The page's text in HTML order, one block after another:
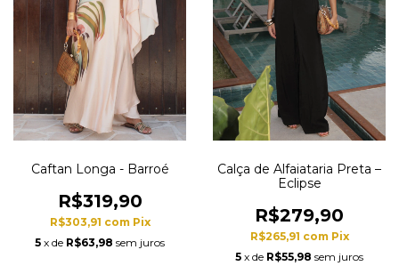
Caftan Longa - Barroé
R$319,90
R$303,91 com Pix
5 x de R$63,98 sem juros
Calça de Alfaiataria Preta –
Eclipse
R$279,90
R$265,91 com Pix
5 x de R$55,98 sem juros